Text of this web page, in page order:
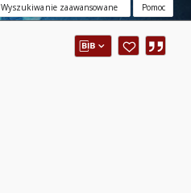
Wyszukiwanie zaawansowane Pomoc